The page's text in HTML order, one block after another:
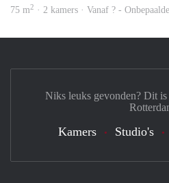
75 m2 · 2 kamers · Vanaf ? -
Niks leuks gevonden? Dit is
Kamers Studio's